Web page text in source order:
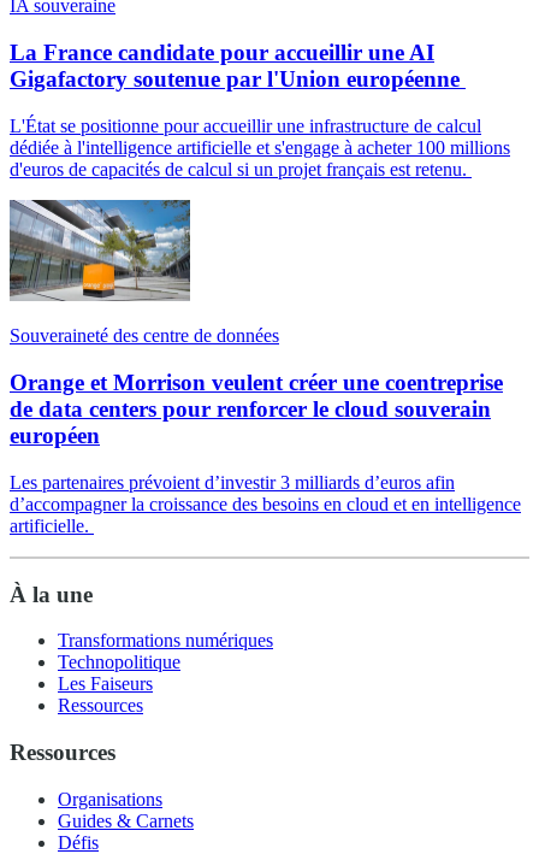
IA souveraine
La France candidate pour accueillir une AI
Gigafactory soutenue par l'Union européenne
L'État se positionne pour accueillir une infrastructure de calcul
dédiée à l'intelligence artificielle et s'engage à acheter 100 millions
d'euros de capacités de calcul si un projet français est retenu.
Souveraineté des centre de données
Orange et Morrison veulent créer une coentreprise
de data centers pour renforcer le cloud souverain
européen
Les partenaires prévoient d’investir 3 milliards d’euros afin
d’accompagner la croissance des besoins en cloud et en intelligence
artificielle.
À la une
Transformations numériques
Technopolitique
Les Faiseurs
Ressources
Ressources
Organisations
Guides & Carnets
Défis